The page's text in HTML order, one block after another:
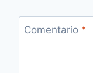
Comentario *